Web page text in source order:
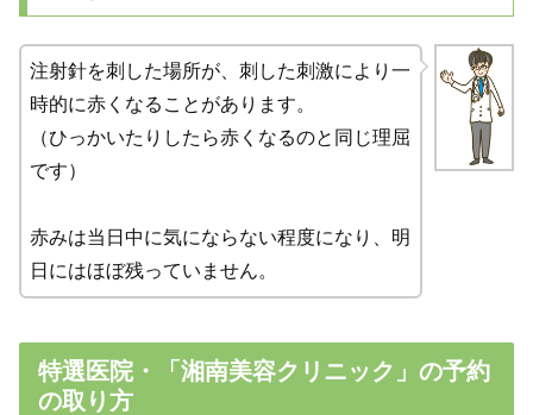
注射針を刺した場所が、刺した刺激により一
時的に赤くなることがあります。
（ひっかいたりしたら赤くなるのと同じ理屈
です）
赤みは当日中に気にならない程度になり、明
日にはほぼ残っていません。
特選医院・「湘南美容クリニック」の予約
の取り方